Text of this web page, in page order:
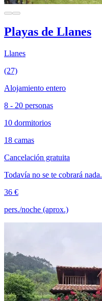
Playas de Llanes
Llanes
(27)
Alojamiento entero
8 - 20 personas
10 dormitorios
18 camas
Cancelación gratuita
Todavía no se te cobrará nada.
36 €
pers./noche (aprox.)